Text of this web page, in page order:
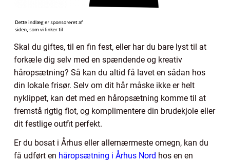
Skal du giftes, til en fin fest, eller har du bare lyst til at
forkæle dig selv med en spændende og kreativ
håropsætning? Så kan du altid få lavet en sådan hos
din lokale frisør. Selv om dit hår måske ikke er helt
nyklippet, kan det med en håropsætning komme til at
fremstå rigtig flot, og komplimentere din brudekjole eller
dit festlige outfit perfekt.
Er du bosat i Århus eller allernærmeste omegn, kan du
få udført en håropsætning i Århus Nord hos en en